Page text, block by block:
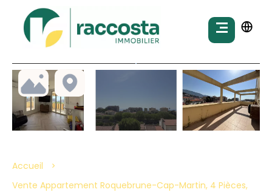
Accueil
Vente Appartement Roquebrune-Cap-Martin, 4 Pièces,